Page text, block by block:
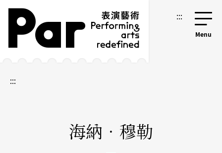
跳到主要內容區塊
網站導覽 :::
:::
海納．穆勒